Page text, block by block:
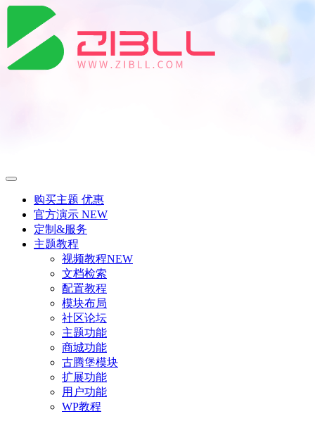
购买主题 优惠
官方演示 NEW
定制&服务
主题教程
视频教程NEW
文档检索
配置教程
模块布局
社区论坛
主题功能
商城功能
古腾堡模块
扩展功能
用户功能
WP教程